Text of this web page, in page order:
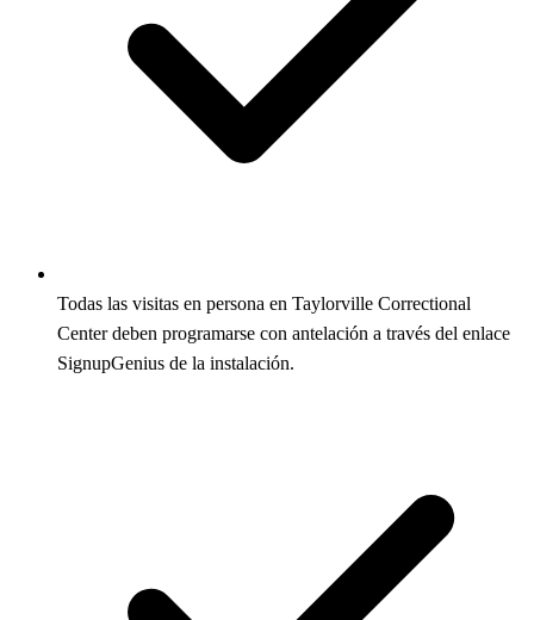
Todas las visitas en persona en Taylorville Correctional
Center deben programarse con antelación a través del enlace
SignupGenius de la instalación.